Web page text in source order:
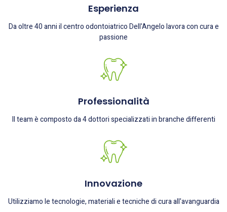
Esperienza
Da oltre 40 anni il centro odontoiatrico Dell'Angelo lavora con cura e
passione
Professionalità
Il team è composto da 4 dottori specializzati in branche differenti
Innovazione
Utilizziamo le tecnologie, materiali e tecniche di cura all'avanguardia